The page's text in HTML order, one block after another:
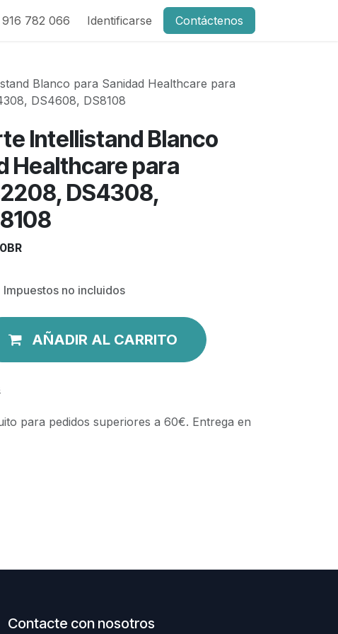
782 066 Identificarse Contáctenos
Blanco para Sanidad Healthcare para
DS4608, DS8108
Intellistand Blanco
Healthcare para
DS4308,
Impuestos no incluidos
AÑADIR AL CARRITO
para pedidos superiores a 60€. Entrega en
Contacte con nosotros